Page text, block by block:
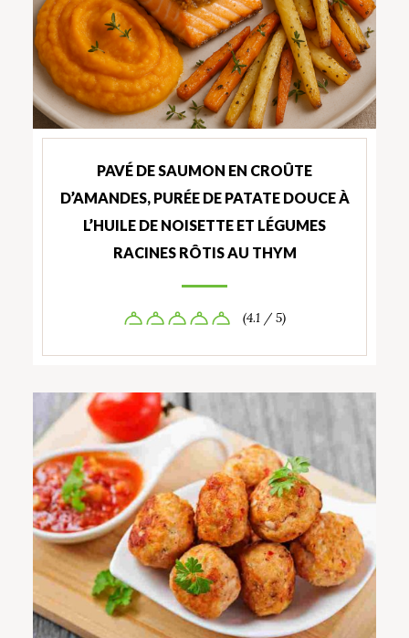
PAVÉ DE SAUMON EN CROÛTE
D’AMANDES, PURÉE DE PATATE DOUCE À
L’HUILE DE NOISETTE ET LÉGUMES
RACINES RÔTIS AU THYM
(4.1 / 5)